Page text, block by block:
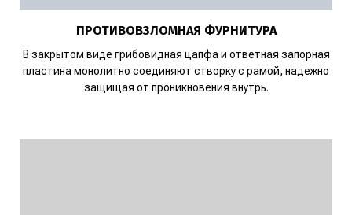
ПРОТИВОВЗЛОМНАЯ ФУРНИТУРА
В закрытом виде грибовидная цапфа и ответная запорная
пластина монолитно соединяют створку с рамой, надежно
защищая от проникновения внутрь.